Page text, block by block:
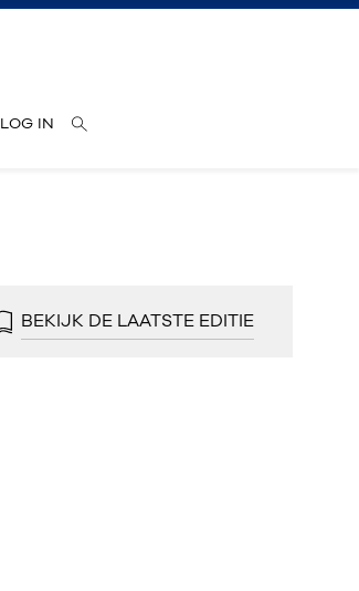
LOG IN
BEKIJK DE LAATSTE EDITIE